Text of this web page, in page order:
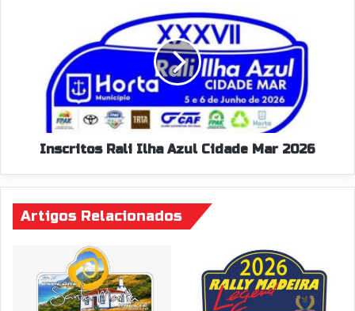
Inscritos Rali Ilha Azul Cidade Mar 2026
Artigos Relacionados